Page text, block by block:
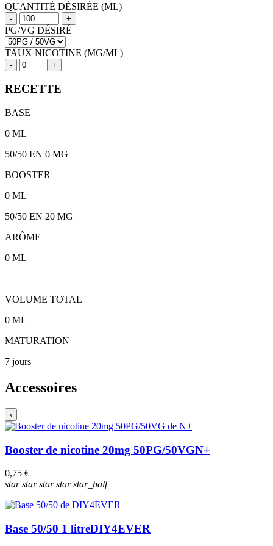
QUANTITÉ DÉSIRÉE (ML)
- +
PG/VG DÉSIRÉ
TAUX NICOTINE (MG/ML)
- +
RECETTE
BASE
0 ML
50/50 EN 0 MG
BOOSTER
0 ML
50/50 EN 20 MG
ARÔME
0 ML
VOLUME TOTAL
0 ML
MATURATION
7 jours
Accessoires
‹
Booster de nicotine 20mg 50PG/50VGN+
0,75 €
starstarstarstarstar_half
Base 50/50 1 litreDIY4EVER